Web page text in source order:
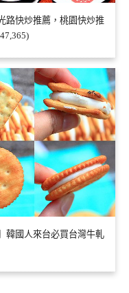
路快炒推薦，桃園快炒推
韓國人來台必買台灣牛軋